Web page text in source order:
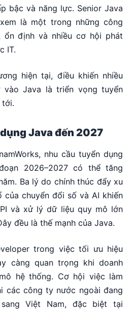
bậc và năng lực. Senior Java
là một trong những công
ổn định và nhiều cơ hội phát
IT.
hiện tại, điều khiến nhiều
Java là triển vọng tuyển
tới.
Java đến 2027
nhu cầu tuyển dụng
2026–2027 có thể tăng
Ba lý do chính thúc đẩy xu
của chuyển đổi số và AI khiến
và xử lý dữ liệu quy mô lớn
đều là thế mạnh của Java.
trong việc tối ưu hiệu
càng quan trọng khi doanh
hệ thống. Cơ hội việc làm
các công ty nước ngoài đang
Việt Nam, đặc biệt tại